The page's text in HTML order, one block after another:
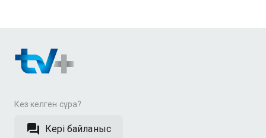
Кез келген сұрақ?
Кері байланыс